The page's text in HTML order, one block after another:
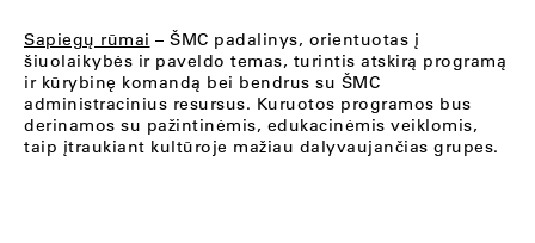
Sapiegų rūmai – ŠMC padalinys, orientuotas į
šiuolaikybės ir paveldo temas, turintis atskirą programą
ir kūrybinę komandą bei bendrus su ŠMC
administracinius resursus. Kuruotos programos bus
derinamos su pažintinėmis, edukacinėmis veiklomis,
taip įtraukiant kultūroje mažiau dalyvaujančias grupes.